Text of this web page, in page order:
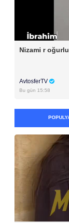
Nizami r
AvtosferTV
Bu gün 15:58